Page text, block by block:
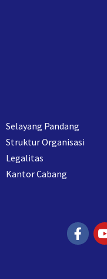
Selayang Pandang
Struktur Organisasi
Legalitas
Kantor Cabang